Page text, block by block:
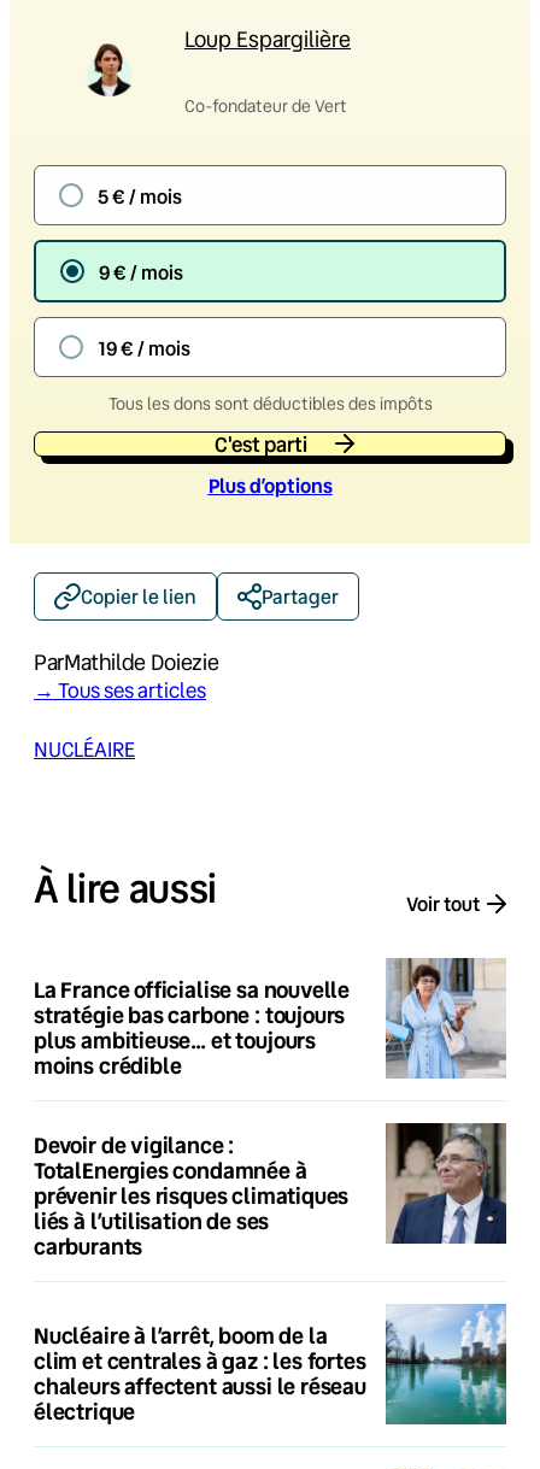
Loup Espargilière
Co-fondateur de Vert
5 € / mois
9 € / mois
19 € / mois
Tous les dons sont déductibles des impôts
C'est parti
Plus d’options
Copier le lien Partager
ParMathilde Doiezie
→ Tous ses articles
NUCLÉAIRE
À lire aussi Voir tout
La France officialise sa nouvelle
stratégie bas carbone : toujours
plus ambitieuse… et toujours
moins crédible
Devoir de vigilance :
TotalEnergies condamnée à
prévenir les risques climatiques
liés à l’utilisation de ses
carburants
Nucléaire à l’arrêt, boom de la
clim et centrales à gaz : les fortes
chaleurs affectent aussi le réseau
électrique